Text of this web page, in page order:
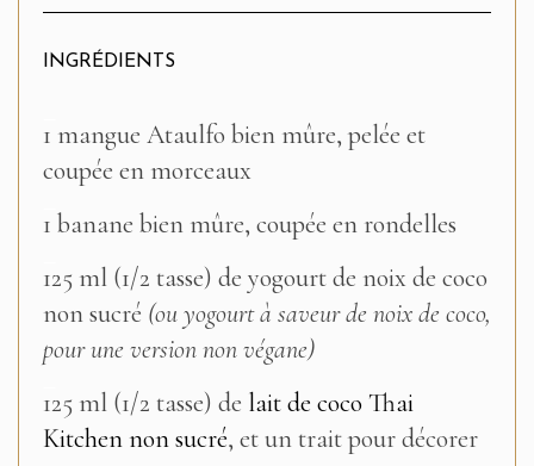
INGRÉDIENTS
1 mangue Ataulfo bien mûre, pelée et
coupée en morceaux
1 banane bien mûre, coupée en rondelles
125 ml (1/2 tasse) de yogourt de noix de coco
non sucré (ou yogourt à saveur de noix de coco,
pour une version non végane)
125 ml (1/2 tasse) de lait de coco Thai
Kitchen non sucré, et un trait pour décorer